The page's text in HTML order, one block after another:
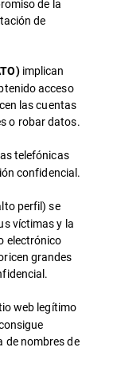
de la
de
implican
acceso
las cuentas
o robar datos.
telefónicas
confidencial.
perfil) se
víctimas y la
electrónico
grandes
web legítimo
de nombres de